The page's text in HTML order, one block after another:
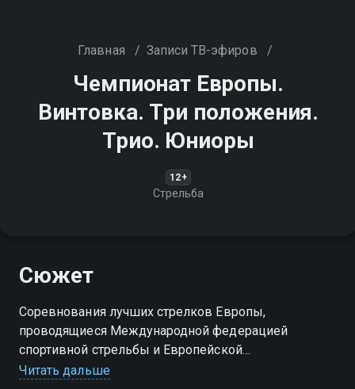
Главная / Записи ТВ-эфиров /
Чемпионат Европы.
Винтовка. Три положения.
Трио. Юниоры
12+
Стрельба
Сюжет
Соревнования лучших стрелков Европы,
проводящиеся Международной федерацией
спортивной стрельбы и Европейской
конфедерацией стрелкового спорта
Читать дальше